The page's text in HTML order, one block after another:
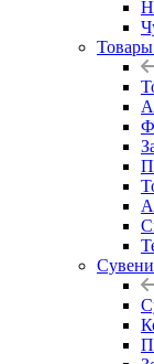
Товары